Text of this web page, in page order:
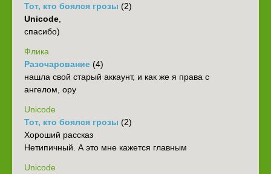
Тот, кто боялся грозы (2)
Unicode
спасибо)
Флика
Разочарование (4)
нашла свой старый аккаунт, и как же я права с
ангелом, ору
Unicode
Тот, кто боялся грозы (2)
Хороший рассказ
Нетипичный. А это мне кажется главным
Unicode